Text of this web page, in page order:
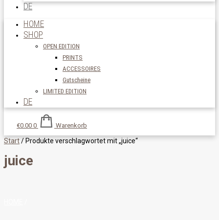
DE
HOME
SHOP
OPEN EDITION
PRINTS
ACCESSOIRES
Gutscheine
LIMITED EDITION
DE
€0.00 0 Warenkorb
Start/ Produkte verschlagwortet mit „juice“
juice